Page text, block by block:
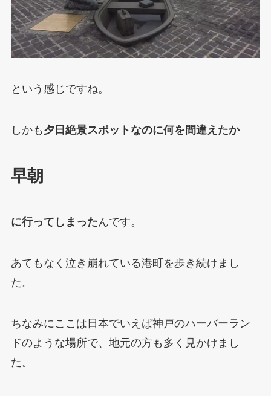
という感じですね。
しかも 夕日絶景スポットなのに何を間違えたか
早朝
に行ってしまったんです。
あてもなく泣き崩れている港町を歩き続けまし
た。
ちなみにここは日本でいえば神戸のハーバーラン
ドのような場所で、地元の方も多く見かけまし
た。